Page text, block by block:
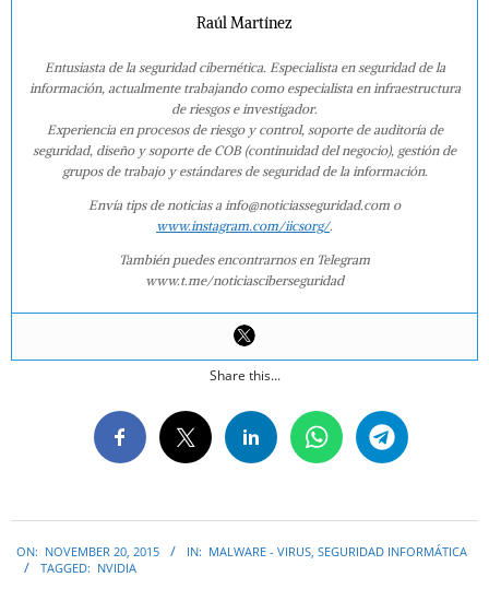
Raúl Martínez
Entusiasta de la seguridad cibernética. Especialista en seguridad de la
información, actualmente trabajando como especialista en infraestructura
de riesgos e investigador.
Experiencia en procesos de riesgo y control, soporte de auditoría de
seguridad, diseño y soporte de COB (continuidad del negocio), gestión de
grupos de trabajo y estándares de seguridad de la información.
Envía tips de noticias a info@noticiasseguridad.com o
www.instagram.com/iicsorg/.
También puedes encontrarnos en Telegram
www.t.me/noticiasciberseguridad
Share this...
11-
ON: NOVEMBER 20, 2015 IN: MALWARE - VIRUS, SEGURIDAD INFORMÁTICA
TAGGED: NVIDIA